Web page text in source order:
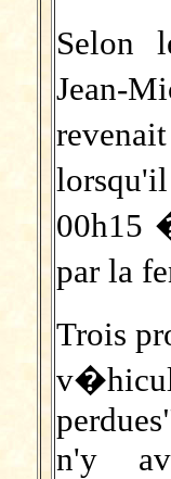
Selon
Jean-
00h15
par la
Trois
n'y